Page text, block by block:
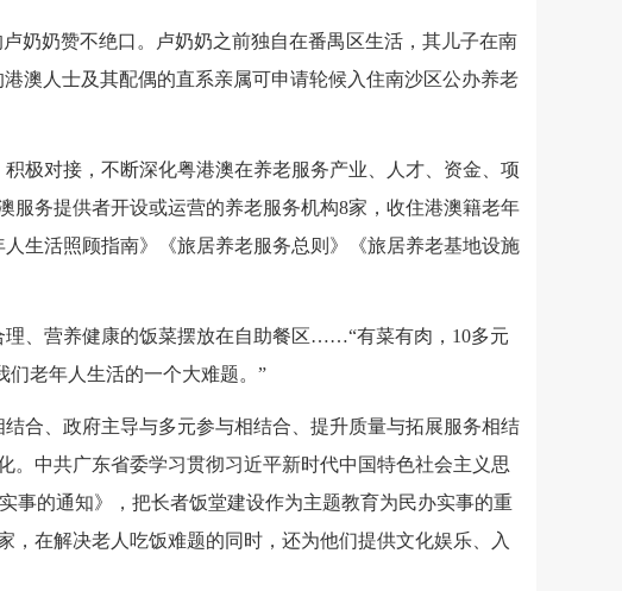
奶奶赞不绝口。卢奶奶之前独自在番禺区生活，其儿子在南
澳人士及其配偶的直系亲属可申请轮候入住南沙区公办养老
极对接，不断深化粤港澳在养老服务产业、人才、资金、项
服务提供者开设或运营的养老服务机构8家，收住港澳籍老年
生活照顾指南》《旅居养老服务总则》《旅居养老基地设施
、营养健康的饭菜摆放在自助餐区……“有菜有肉，10多元
们老年人生活的一个大难题。”
合、政府主导与多元参与相结合、提升质量与拓展服务相结
中共广东省委学习贯彻习近平新时代中国特色社会主义思
事的通知》，把长者饭堂建设作为主题教育为民办实事的重
在解决老人吃饭难题的同时，还为他们提供文化娱乐、入